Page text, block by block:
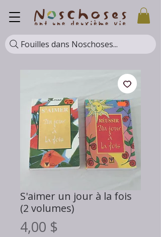
Fouilles dans Noschoses...
S'aimer un jour à la fois
(2 volumes)
4,00 $